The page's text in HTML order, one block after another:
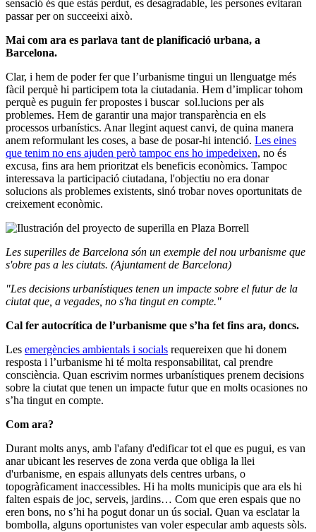
sensació és que estàs perdut, es desagradable, les persones evitaran
passar per on succeeixi això.
Mai com ara es parlava tant de planificació urbana, a
Barcelona.
Clar, i hem de poder fer que l’urbanisme tingui un llenguatge més
fàcil perquè hi participem tota la ciutadania. Hem d’implicar tohom
perquè es puguin fer propostes i buscar sol.lucions per als
problemes. Hem de garantir una major transparència en els
processos urbanístics. Anar llegint aquest canvi, de quina manera
anem reformulant les coses, a base de posar-hi intenció. Les eines
que tenim no ens ajuden però tampoc ens ho impedeixen, no és
excusa, fins ara hem prioritzat els beneficis econòmics. Tampoc
interessava la participació ciutadana, l'objectiu no era donar
solucions als problemes existents, sinó trobar noves oportunitats de
creixement econòmic.
Les superilles de Barcelona són un exemple del nou urbanisme que
s'obre pas a les ciutats. (Ajuntament de Barcelona)
"Les decisions urbanístiques tenen un impacte sobre el futur de la
ciutat que, a vegades, no s'ha tingut en compte."
Cal fer autocrítica de l’urbanisme que s’ha fet fins ara, doncs.
Les emergències ambientals i socials requereixen que hi donem
resposta i l’urbanisme hi té molta responsabilitat, cal prendre
consciència. Quan escrivim normes urbanístiques prenem decisions
sobre la ciutat que tenen un impacte futur que en molts ocasiones no
s’ha tingut en compte.
Com ara?
Durant molts anys, amb l'afany d'edificar tot el que es pugui, es van
anar ubicant les reserves de zona verda que obliga la llei
d'urbanisme, en espais allunyats dels centres urbans, o
topogràficament inaccessibles. Hi ha molts municipis que ara els hi
falten espais de joc, serveis, jardins… Com que eren espais que no
eren bons, no s’hi ha pogut donar un ús social. Quan va esclatar la
bombolla, alguns oportunistes van voler especular amb aquests sòls.